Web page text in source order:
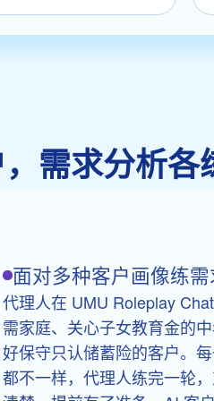
需求分析各
面对多种客户画像练
代理人在 UMU Roleplay
需家庭、关心子女教育金的
好保守只认储蓄险的客户。
都不一样，代理人练完一轮